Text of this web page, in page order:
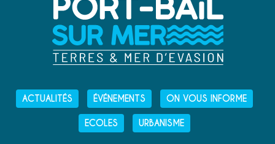
ACTUALITÉS ÉVÉNEMENTS ON VOUS INFORME
ECOLES URBANISME